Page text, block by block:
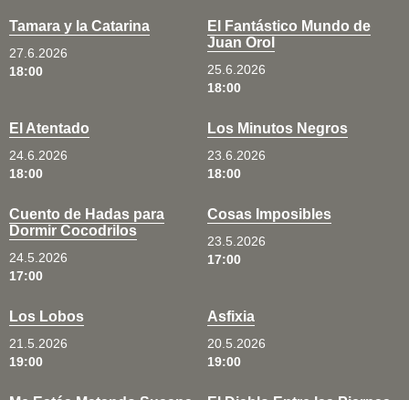
Tamara y la Catarina
27.6.2026
18:00
El Fantástico Mundo de
Juan Orol
25.6.2026
18:00
El Atentado
24.6.2026
18:00
Los Minutos Negros
23.6.2026
18:00
Cuento de Hadas para
Dormir Cocodrilos
24.5.2026
17:00
Cosas Imposibles
23.5.2026
17:00
Los Lobos
21.5.2026
19:00
Asfixia
20.5.2026
19:00